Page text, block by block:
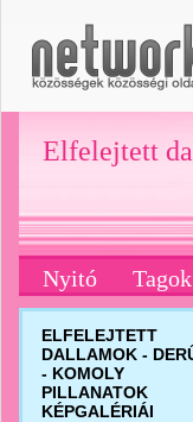
Elfelejtett
Nyitó Tagok
ELFELEJTETT
DALLAMOK -
- KOMOLY
PILLANATOK
KÉPGALÉRIÁI